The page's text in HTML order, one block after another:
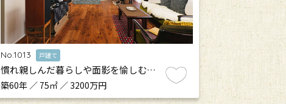
No.1013 戸建て
慣れ親しんだ暮らしや面影を愉しむ…
築60年 ／ 75㎡ ／ 3200万円